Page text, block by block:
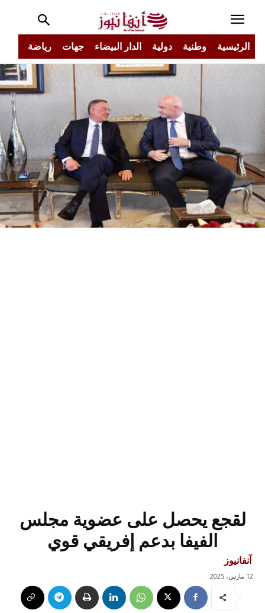
الرئيسية وطنية دولية الدار البيضاء جهات رياضة
لقجع يحصل على عضوية مجلس
الفيفا بدعم إفريقي قوي
آنفانيوز
12 مارس، 2025